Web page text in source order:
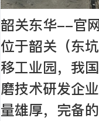
韶关东华--官
位于韶关（东
移工业园，我
磨技术研发企
量雄厚，完备